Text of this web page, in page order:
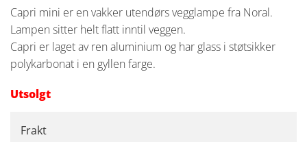
Capri mini er en vakker utendørs vegglampe fra Noral.
Lampen sitter helt flatt inntil veggen.
Capri er laget av ren aluminium og har glass i støtsikker
polykarbonat i en gyllen farge.
Utsolgt
Frakt